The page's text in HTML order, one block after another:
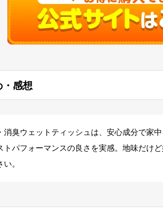
・感想
消臭ウェットティッシュは、安心成分で家
トパフォーマンスの良さを実感。地味だけ
。